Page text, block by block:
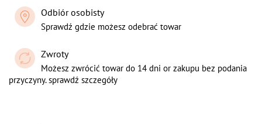
Odbiór osobisty
Sprawdź gdzie możesz odebrać towar
Zwroty
Możesz zwrócić towar do 14 dni or zakupu bez podania
przyczyny. sprawdź szczegóły